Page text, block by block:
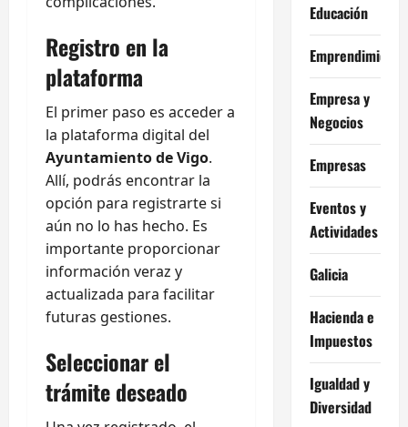
Registro en la
plataforma
El primer paso es acceder a
la plataforma digital del
Ayuntamiento de Vigo.
Allí, podrás encontrar la
opción para registrarte si
aún no lo has hecho. Es
importante proporcionar
información veraz y
actualizada para facilitar
futuras gestiones.
Seleccionar el
trámite deseado
Educación
Emprendimiento
Empresa y
Negocios
Empresas
Eventos y
Actividades
Galicia
Hacienda e
Impuestos
Igualdad y
Diversidad